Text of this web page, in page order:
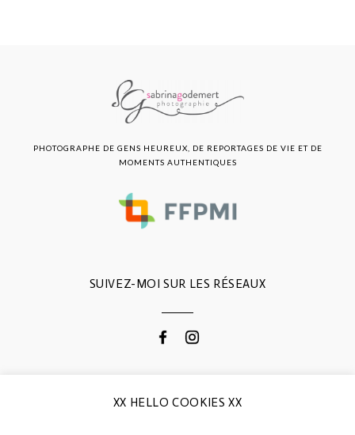
SUIVEZ-MOI SUR LES RÉSEAUX
PHOTOGRAPHE DE GENS HEUREUX, DE REPORTAGES DE VIE ET DE
MOMENTS AUTHENTIQUES
CONTACTEZ-MOI
XX HELLO COOKIES XX